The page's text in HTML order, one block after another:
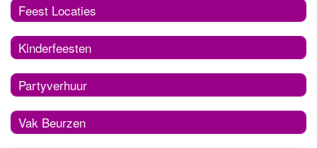
Feest Locaties
Kinderfeesten
Partyverhuur
Vak Beurzen